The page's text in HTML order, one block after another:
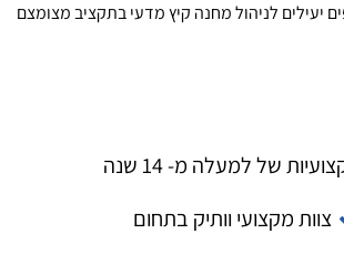
יעילים לניהול מחנה קיץ מדעי בתקציב מצומצם
של למעלה מ- 14 שנה
צוות מקצועי וותיק בתחום